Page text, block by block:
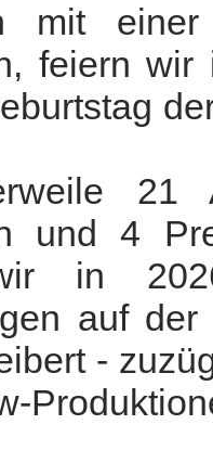
mit
feiern
21
und 4
in
auf
-